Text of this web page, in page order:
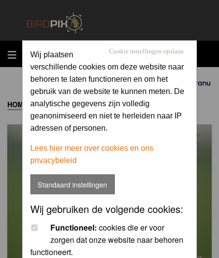
MENU
Sponsored by
Cookie instellingen opslaan
Wij plaatsen
verschillende cookies om deze website naar
behoren te laten functioneren en om het
gebruik van de website te kunnen meten. De
analytische gegevens zijn volledig
geanonimiseerd en niet te herleiden naar IP
adressen of personen.
Lees hier meer over cookies en ons
privacybeleid
Standaard instellingen
Wij gebruiken de volgende cookies:
Functioneel: cookies die er voor
zorgen dat onze website naar behoren
functioneert.
HOME ->ALBUM